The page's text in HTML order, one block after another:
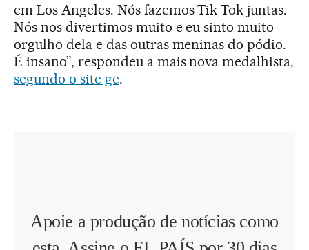
em Los Angeles. Nós fazemos Tik Tok juntas.
Nós nos divertimos muito e eu sinto muito
orgulho dela e das outras meninas do pódio.
É insano”, respondeu a mais nova medalhista,
segundo o site ge.
Apoie a produção de notícias como